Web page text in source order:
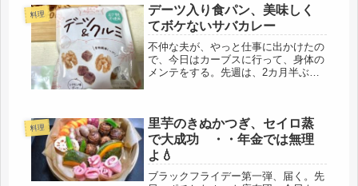
式で、早くから帰宅するまで、うじゃ
うじゃやってきて、もう冬休みの宿題
は終...
料理
デーツ入り食パン、美味しく
てボケないサバカレー
不仲な夫が、やっと仕事に出かけたの
で、今日はカーブスに行って、身体の
メンテをする。先週は、2カ月半ぶり
骨格筋率は23.2％ダメだな。60...
料理
里芋のきぬかつぎ、セイロ蒸
で大成功 ・・年金では無理
よ💧
ブラックフライデー第一弾、届く。先